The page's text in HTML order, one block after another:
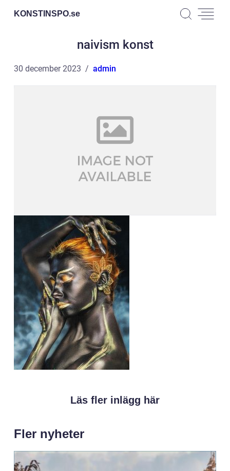
KONSTINSPO.se
naivism konst
30 december 2023 admin
Läs fler inlägg här
Fler nyheter